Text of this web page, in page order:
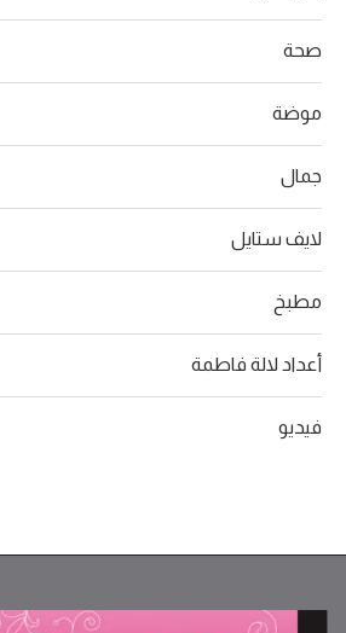
صحة
موضة
جمال
لايف ستايل
مطبخ
أعداد لالة فاطمة
فيديو